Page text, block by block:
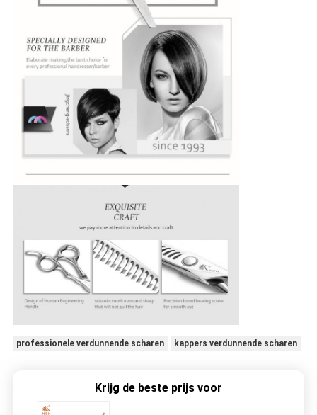
professionele verdunnende scharen kappers verdunnende scharen
Krijg de beste prijs voor